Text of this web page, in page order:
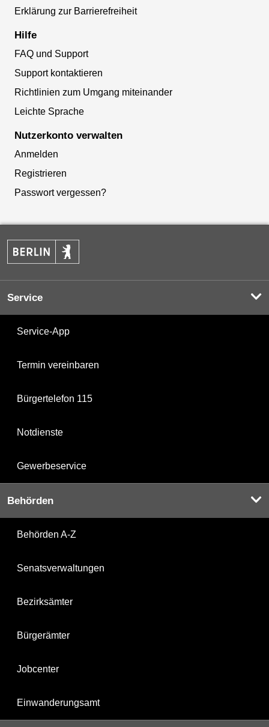
Erklärung zur Barrierefreiheit
Hilfe
FAQ und Support
Support kontaktieren
Richtlinien zum Umgang miteinander
Leichte Sprache
Nutzerkonto verwalten
Anmelden
Registrieren
Passwort vergessen?
Service
Service-App
Termin vereinbaren
Bürgertelefon 115
Notdienste
Gewerbeservice
Behörden
Behörden A-Z
Senatsverwaltungen
Bezirksämter
Bürgerämter
Jobcenter
Einwanderungsamt